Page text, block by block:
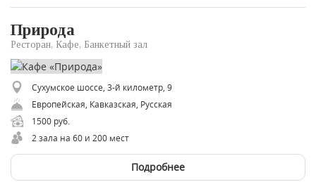
Природа
Ресторан, Кафе, Банкетный зал
Сухумское шоссе, 3-й километр, 9
Европейская, Кавказская, Русская
1500 руб.
2 зала на 60 и 200 мест
Подробнее